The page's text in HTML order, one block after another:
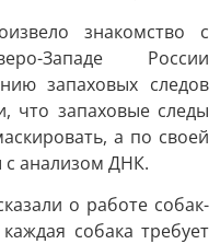
знакомство с
Западе России
запаховых следов
что запаховые следы
а по своей
анализом ДНК.
о работе собак-
собака требует